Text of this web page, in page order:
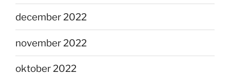
december 2022
november 2022
oktober 2022